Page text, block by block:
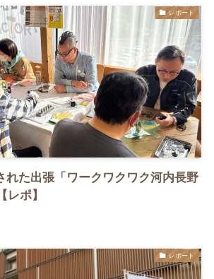
レポート
れた出張「ワークワクワク河内長野
レポ】
レポート